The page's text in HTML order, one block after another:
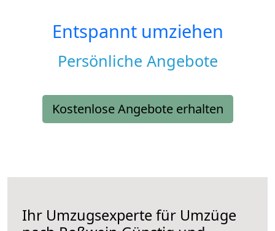
Entspannt umziehen
Persönliche Angebote
Kostenlose Angebote erhalten
Ihr Umzugsexperte für Umzüge